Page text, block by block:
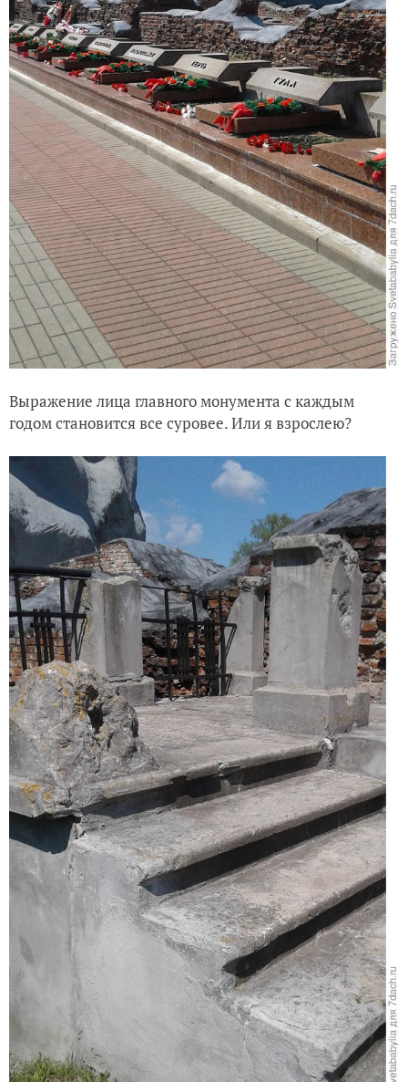
Выражение лица главного монумента с каждым
годом становится все суровее. Или я взрослею?